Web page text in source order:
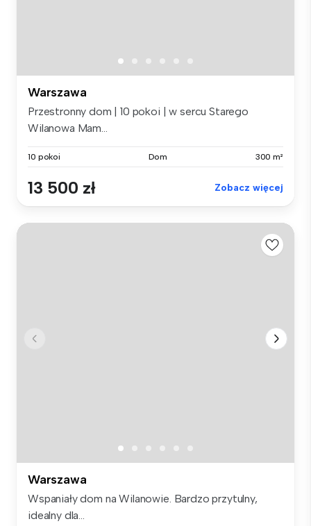
Warszawa
Przestronny dom | 10 pokoi | w sercu Starego
Wilanowa Mam...
10 pokoi Dom 300 m²
13 500 zł Zobacz więcej
Warszawa
Wspaniały dom na Wilanowie. Bardzo przytulny,
idealny dla...